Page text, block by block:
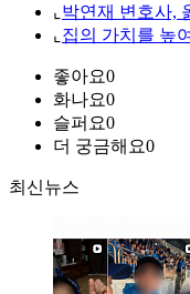
⌞ 박연재 변호사,
⌞ 집의 가치를 높
좋아요0
화나요0
슬퍼요0
더 궁금해요0
최신뉴스